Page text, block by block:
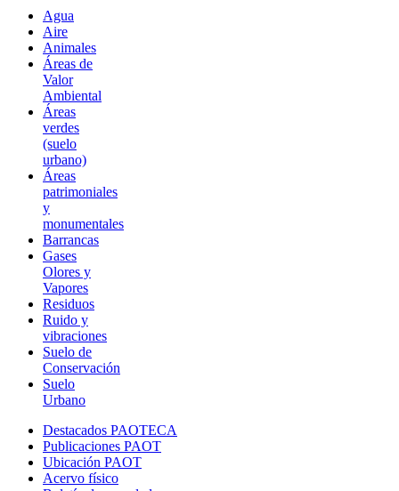
Agua
Aire
Animales
Áreas de
Valor
Ambiental
Áreas
verdes
(suelo
urbano)
Áreas
patrimoniales
y
monumentales
Barrancas
Gases
Olores y
Vapores
Residuos
Ruido y
vibraciones
Suelo de
Conservación
Suelo
Urbano
Destacados PAOTECA
Publicaciones PAOT
Ubicación PAOT
Acervo físico